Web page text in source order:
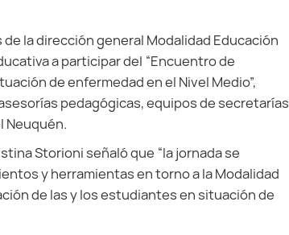
la dirección general Modalidad Educación
a participar del “Encuentro de
de enfermedad en el Nivel Medio”,
pedagógicas, equipos de secretarías
Neuquén.
Storioni señaló que “la jornada se
y herramientas en torno a la Modalidad
de las y los estudiantes en situación de